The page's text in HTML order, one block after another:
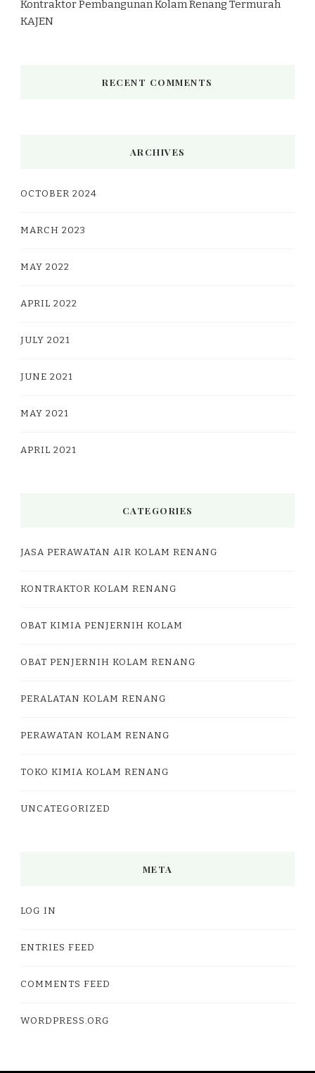
Kontraktor Pembangunan Kolam Renang Termurah
KAJEN
RECENT COMMENTS
ARCHIVES
OCTOBER 2024
MARCH 2023
MAY 2022
APRIL 2022
JULY 2021
JUNE 2021
MAY 2021
APRIL 2021
CATEGORIES
JASA PERAWATAN AIR KOLAM RENANG
KONTRAKTOR KOLAM RENANG
OBAT KIMIA PENJERNIH KOLAM
OBAT PENJERNIH KOLAM RENANG
PERALATAN KOLAM RENANG
PERAWATAN KOLAM RENANG
TOKO KIMIA KOLAM RENANG
UNCATEGORIZED
META
LOG IN
ENTRIES FEED
COMMENTS FEED
WORDPRESS.ORG